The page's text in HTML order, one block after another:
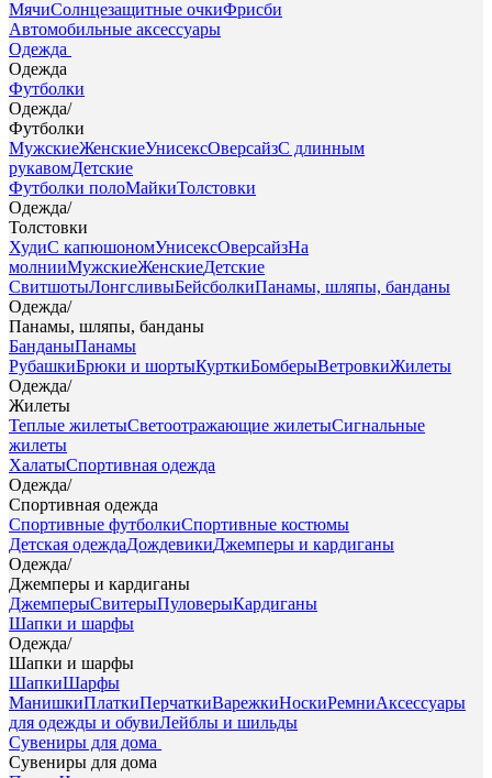
МячиСолнцезащитные очкиФрисби
Автомобильные аксессуары
Одежда
Одежда
Футболки
Одежда/
Футболки
МужскиеЖенскиеУнисексОверсайзС длинным
рукавомДетские
Футболки полоМайкиТолстовки
Одежда/
Толстовки
ХудиС капюшономУнисексОверсайзНа
молнииМужскиеЖенскиеДетские
СвитшотыЛонгсливыБейсболкиПанамы, шляпы, банданы
Одежда/
Панамы, шляпы, банданы
БанданыПанамы
РубашкиБрюки и шортыКурткиБомберыВетровкиЖилеты
Одежда/
Жилеты
Теплые жилетыСветоотражающие жилетыСигнальные
жилеты
ХалатыСпортивная одежда
Одежда/
Спортивная одежда
Спортивные футболкиСпортивные костюмы
Детская одеждаДождевикиДжемперы и кардиганы
Одежда/
Джемперы и кардиганы
ДжемперыСвитерыПуловерыКардиганы
Шапки и шарфы
Одежда/
Шапки и шарфы
ШапкиШарфы
МанишкиПлаткиПерчаткиВарежкиНоскиРемниАксессуары
для одежды и обувиЛейблы и шильды
Сувениры для дома
Сувениры для дома